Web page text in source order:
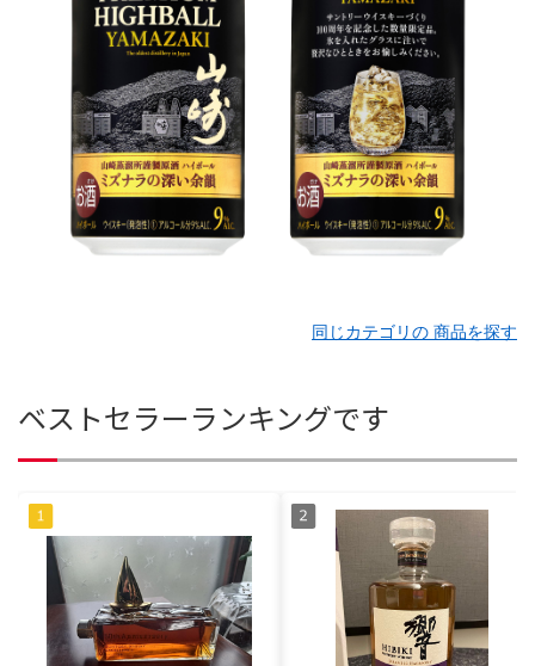
同じカテゴリの 商品を探す
ベストセラーランキングです